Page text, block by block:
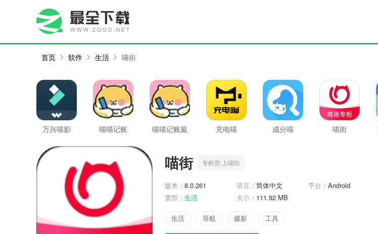
首页 软件 生活 喵街
万兴喵影 喵喵记账
喵喵记账最
充电喵 成分喵 喵街
喵街 专柜货·上喵街
版本： 8.0.261 语言： 简体中文 平台： Android
类型： 生活 大小： 111.92 MB
生活 导航 摄影 工具